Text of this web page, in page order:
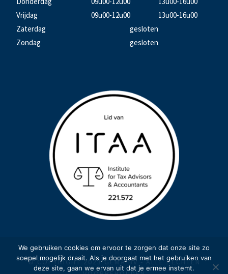
Vrijdag
09u00-12u00
13u00-16u00
Zaterdag
gesloten
Zondag
gesloten
© COPYRIGHT 2023 GEMA BV - ALLE RECHTEN
We gebruiken cookies om ervoor te zorgen dat onze site zo
soepel mogelijk draait. Als je doorgaat met het gebruiken van
deze site, gaan we ervan uit dat je ermee instemt.